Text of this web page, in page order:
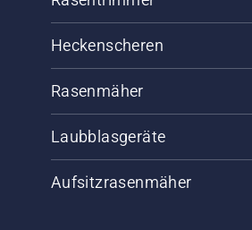
Heckenscheren
Rasenmäher
Laubblasgeräte
Aufsitzrasenmäher